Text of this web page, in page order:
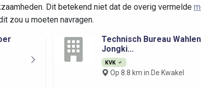
Dit betekend niet dat de overig vermelde
zou u moeten navragen.
Technisch Bureau
Jongki...
KVK
Op 8.8 km in De Kwakel